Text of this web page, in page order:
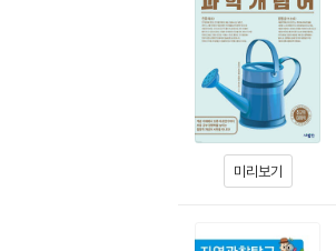
미리보기